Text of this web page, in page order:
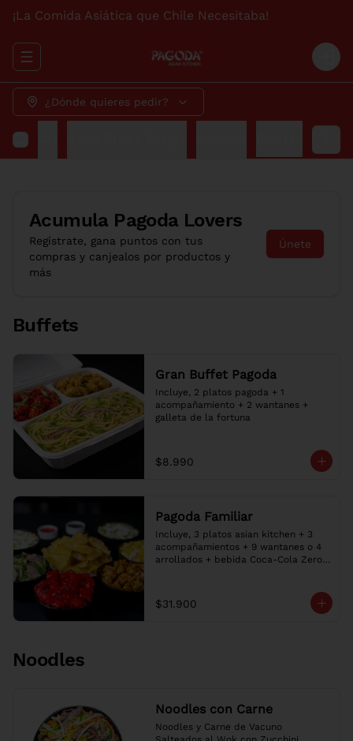
¡La Comida Asiática que Chile Necesitaba!
Abrir menu de navegación Login
¿Dónde quieres pedir?
Salsas
Acumula Pagoda Lovers
Regístrate, gana puntos con tus
compras y canjealos por productos y
más
Únete
Buffets
Gran Buffet Pagoda
Incluye, 2 platos pagoda + 1
acompañamiento + 2 wantanes +
galleta de la fortuna
$8.990
Pagoda Familiar
Incluye, 3 platos asian kitchen + 3
acompañamientos + 9 wantanes o 4
arrollados + bebida Coca-Cola Zero
$31.900
Noodles
Noodles con Carne
Noodles y Carne de Vacuno